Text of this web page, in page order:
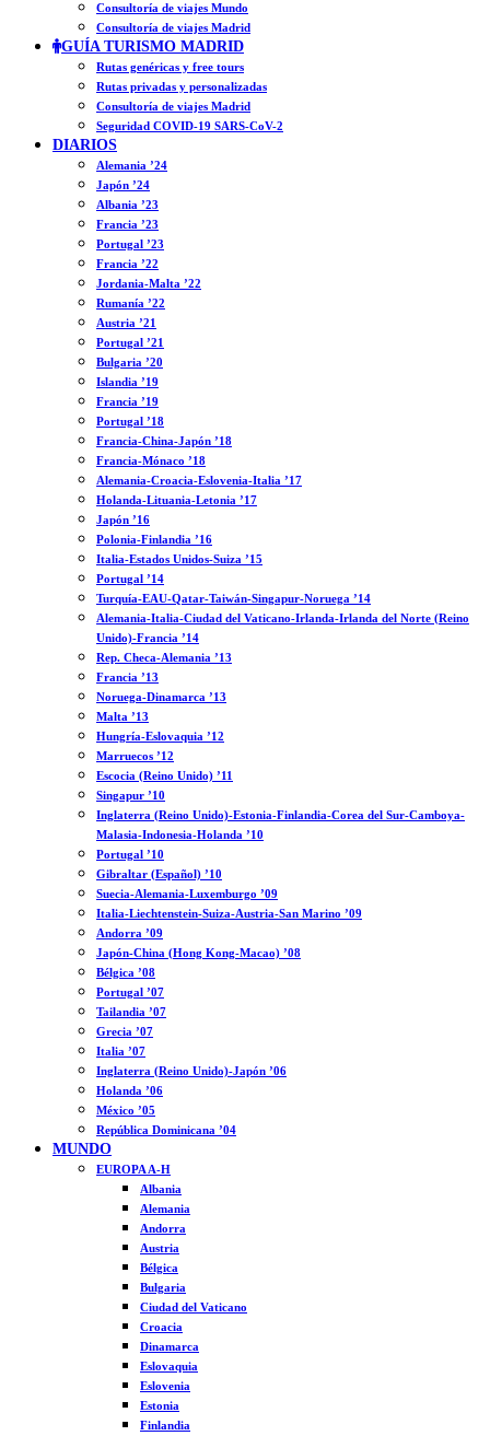
Consultoría de viajes Mundo
Consultoría de viajes Madrid
GUÍA TURISMO MADRID
Rutas genéricas y free tours
Rutas privadas y personalizadas
Consultoría de viajes Madrid
Seguridad COVID-19 SARS-CoV-2
DIARIOS
Alemania ’24
Japón ’24
Albania ’23
Francia ’23
Portugal ’23
Francia ’22
Jordania-Malta ’22
Rumanía ’22
Austria ’21
Portugal ’21
Bulgaria ’20
Islandia ’19
Francia ’19
Portugal ’18
Francia-China-Japón ’18
Francia-Mónaco ’18
Alemania-Croacia-Eslovenia-Italia ’17
Holanda-Lituania-Letonia ’17
Japón ’16
Polonia-Finlandia ’16
Italia-Estados Unidos-Suiza ’15
Portugal ’14
Turquía-EAU-Qatar-Taiwán-Singapur-Noruega ’14
Alemania-Italia-Ciudad del Vaticano-Irlanda-Irlanda del Norte (Reino
Unido)-Francia ’14
Rep. Checa-Alemania ’13
Francia ’13
Noruega-Dinamarca ’13
Malta ’13
Hungría-Eslovaquia ’12
Marruecos ’12
Escocia (Reino Unido) ’11
Singapur ’10
Inglaterra (Reino Unido)-Estonia-Finlandia-Corea del Sur-Camboya-
Malasia-Indonesia-Holanda ’10
Portugal ’10
Gibraltar (Español) ’10
Suecia-Alemania-Luxemburgo ’09
Italia-Liechtenstein-Suiza-Austria-San Marino ’09
Andorra ’09
Japón-China (Hong Kong-Macao) ’08
Bélgica ’08
Portugal ’07
Tailandia ’07
Grecia ’07
Italia ’07
Inglaterra (Reino Unido)-Japón ’06
Holanda ’06
México ’05
República Dominicana ’04
MUNDO
EUROPA A-H
Albania
Alemania
Andorra
Austria
Bélgica
Bulgaria
Ciudad del Vaticano
Croacia
Dinamarca
Eslovaquia
Eslovenia
Estonia
Finlandia